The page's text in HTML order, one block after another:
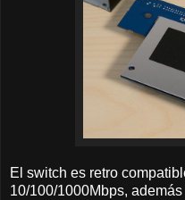
El switch es retro
10/100/1000Mbps,